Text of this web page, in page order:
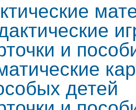
и
детей